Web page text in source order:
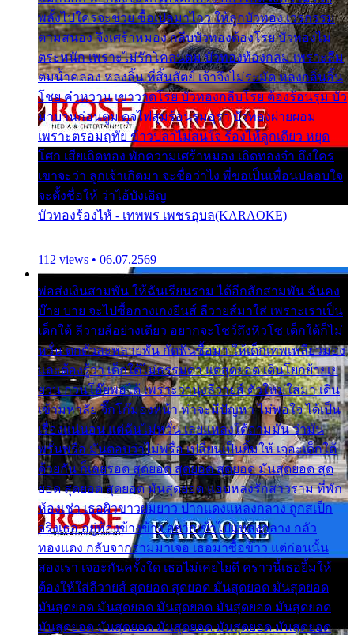
พลั้งไปใครจะช่วย ซื้อเปลมาไกว ให้ลูกบัวทอง เวรกรรม
ตามสนอง จึงเศร้าหมอง กลีบบัวทองต้องโรย บัวทองไม่
ตระหนัก เพราะไม่รักโคลนตม บัวทองท้องกลม เพราะลืม
ตมน้ำคลอง หลงลิ้น ที่สิ้นสัตย์ เจ้าจึงไม่ระมัด หลงกลิ่นลิ้น
โชย คำหวาน เขาวาดโรย บัวทองกลีบโรย ต้องร้อนรุม บัว
มาบานก่อนตูม ดุจไฟสุมร้อนรุมอุรา บัวทองผ่ายผอม
เพราะตรอมฤทัย ข้าวปลาไม่สนใจ ร้องไห้ลูกเดียว หยุด
โศก เสียเถิดทอง พักความเศร้าหมอง เถิดทองจ๋า ถึงใคร
เขาจะว่า ลูกเจ้าเกิดมา จะชื่อว่าไง พี่ขอเป็นเพื่อนปลอบใจ
จะตั้งชื่อให้ ว่าไอ้บังเอิญ
บัวทองร้องไห้ - เทพพร เพชรอุบล(KARAOKE)
112 views • 06.07.2569
พ่อส่งเงินสามพัน ให้ฉันเรียนราม ได้อีกสักสามพัน ฉันคง
บ๊าย บาย จะไปซื้อกางเกงยีนส์ ลีวายส์มาใส่ เพราะเราเป็น
เด็กใต้ ลีวายส์อย่างเดียว อยากจะโชว์ถึงหิวโซ เด็กใต้ก็ไม่
หวั่น ตกตัวละหลายพัน กัดฟันซื้อมา ให้เด็กเทพเหลียวมอง
และต้องรู้ว่า เด็กใต้ไม่ธรรมดา แต่สุดยอด เดินโยกย้ายเย
ยวน กวนโอ๊ยพอได้ เพราะว่านุ่งลีวายส์ ตัวใหม่ใส่มา เดิน
เข้ามหาลัย จิ๊กโก๊มองหน้า ท่าจะมีปัญหา ไม่พอใจ ได้เป็น
เรื่องแน่นอน แต่ฉันไม่หวั่น เลยแหลงใต้ถามมัน ว่ามัน
พรั่นพรือ มันตอบว่าไม่พรื่อ เปลี่ยนเป็นยิ้มให้ เจอะเด็กใต้
ด้วยกัน ก็เลยรอด สุดยอด สุดยอด สุดยอด มันสุดยอด สุด
ยอด สุดยอด สุดยอด มันสุดยอด แอบหลงรักสาวราม ที่พัก
ห้องเช่า เธอผิวขาวผมยาว ปากแดงแหลงกลาง ถูกสเป็ก
จริงเธอ อยู่ห้องข้างข้าง อยากเข้าไปแหลงกลาง กลัว
ทองแดง กลับจากรามมาเจอ เธอมาซื้อข้าว แต่ก่อนนั้น
สองเรา เจอะกันครั้งใด เธอไม่เคยไยดี คราวนี้เธอยิ้มให้
ต้องให้ใส่ลีวายส์ สุดยอด สุดยอด มันสุดยอด มันสุดยอด
มันสุดยอด มันสุดยอด มันสุดยอด มันสุดยอด มันสุดยอด
มันสุดยอด มันสุดยอด มันสุดยอด มันสุดยอด มันสุดยอด